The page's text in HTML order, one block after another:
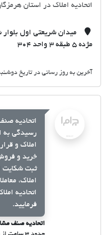
اتحادیه املاک در استان
میدان شریعتی اول
مژده 5 طبقه 3 واحد 304
آخرین به روز رسانی در تاریخ دوشنبه 22 اردیبهشت
اتحادیه
رسیدگی به
املاک و
خرید و
ثبت شکایت
املاک،
اتحادیه
فرمایید.
اتحادیه صنف